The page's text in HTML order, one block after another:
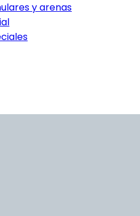
y arenas